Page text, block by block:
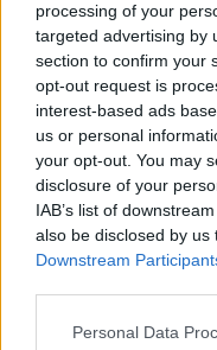
processing of your
targeted advertising by
section to confirm your
opt-out request is
interest-based ads
us or personal
your opt-out. You may
disclosure of your
IAB’s list of
also be disclosed by
Downstream
Personal Data